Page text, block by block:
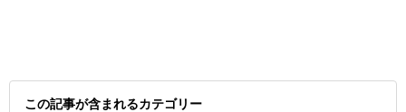
この記事が含まれるカテゴリー